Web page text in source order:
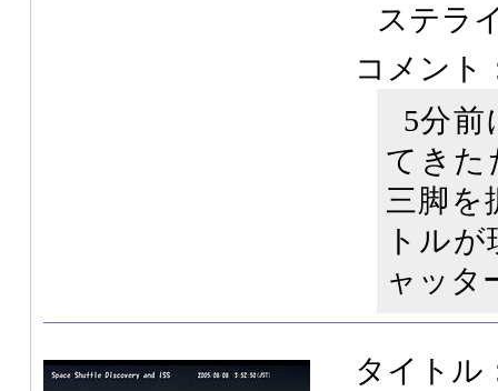
ステラ
コメント
5分前
てきた
三脚を
トル
ャッタ
タイトル